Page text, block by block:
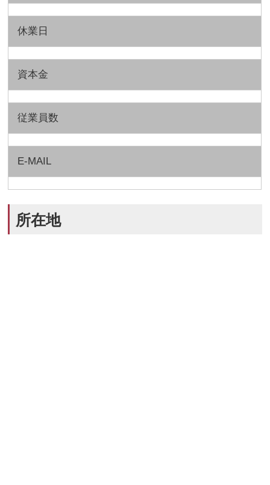
休業日
資本金
従業員数
E-MAIL
所在地